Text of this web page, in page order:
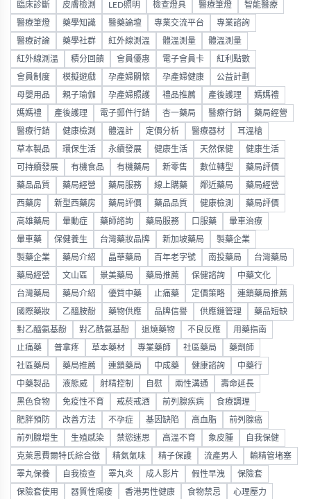
臨床診斷 皮膚檢測 LED照明 檢查燈具 醫療筆燈 智能醫療
醫療筆燈 藥學知識 醫藥論壇 專業交流平台 專業諮詢
醫療討論 藥學社群 紅外線測溫 體溫測量 體溫測量
紅外線測溫 積分回饋 會員優惠 電子會員卡 紅利點數
會員制度 模擬遊戲 孕產婦關懷 孕產婦健康 公益計劃
母嬰用品 親子瑜伽 孕產婦照護 禮品推薦 產後護理 媽媽禮
媽媽禮 產後護理 電子郵件行銷 杏一藥局 醫療行銷 藥局經營
醫療行銷 健康檢測 體溫計 定價分析 醫療器材 耳溫槍
草本製品 環保生活 永續發展 健康生活 天然保健 健康生活
可持續發展 有機食品 有機藥局 新零售 數位轉型 藥局評價
藥品品質 藥局經營 藥局服務 線上購藥 鄰近藥局 藥局經營
西藥房 新型西藥房 藥局評價 藥品品質 健康檢測 藥局評價
高雄藥局 暈動症 藥師諮詢 藥局服務 口服藥 暈車治療
暈車藥 保健養生 台灣藥妝品牌 新加坡藥局 製藥企業
製藥企業 藥局介紹 晶華藥局 百年老字號 南投藥局 台灣藥局
藥局經營 文山區 景美藥局 藥局推薦 保健諮詢 中藥文化
台灣藥局 藥局介紹 優質中藥 止痛藥 定價策略 連鎖藥局推薦
國際藥妝 乙醯胺酚 藥物供應 品牌信譽 供應鏈管理 藥品短缺
對乙醯氨基酚 對乙酰氨基酚 退燒藥物 不良反應 用藥指南
止痛藥 普拿疼 草本藥材 專業藥師 社區藥局 藥劑師
社區藥局 藥局推薦 連鎖藥局 中成藥 健康諮詢 中藥行
中藥製品 液態威 射精控制 自慰 兩性溝通 壽命延長
黑色食物 免疫性不育 戒菸戒酒 前列腺疾病 食療調理
肥胖預防 改善方法 不孕症 基因缺陷 高血脂 前列腺癌
前列腺增生 生殖感染 禁慾迷思 高溫不育 象皮腫 自我保健
克萊恩費爾特氏綜合徵 精氣氣味 精子保護 流產男人 輸精管堵塞
睪丸保養 自我檢查 睪丸炎 成人影片 假性早洩 保險套
保險套使用 器質性陽痿 香港男性健康 食物禁忌 心理壓力